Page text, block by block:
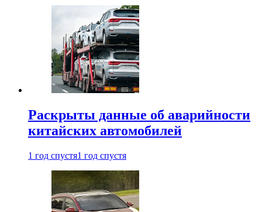
Раскрыты данные об аварийности
китайских автомобилей
1 год спустя1 год спустя